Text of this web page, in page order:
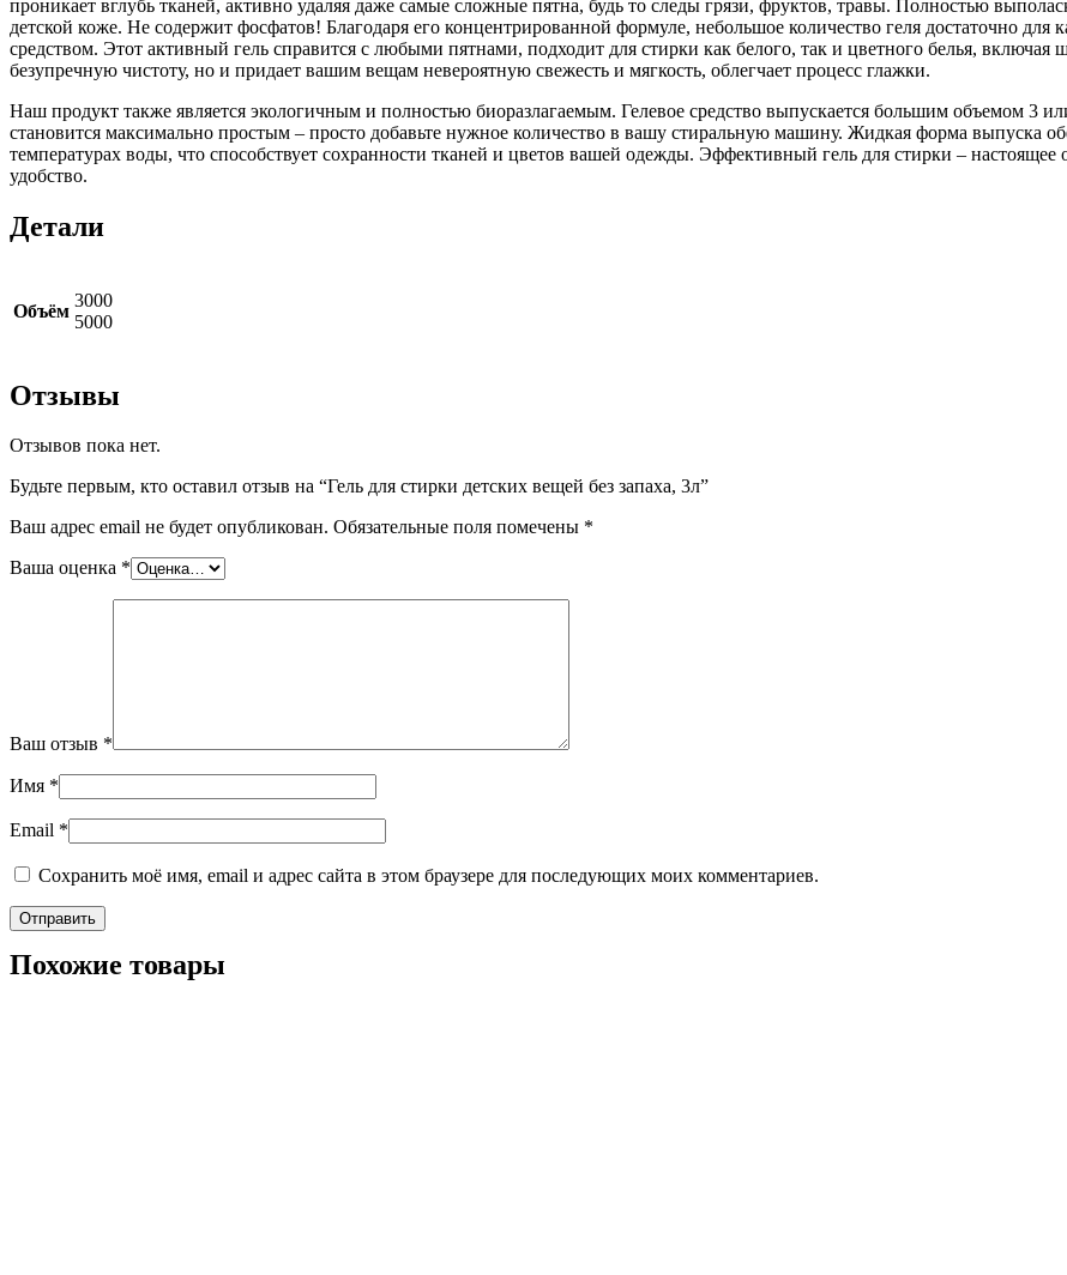
проникает вглубь тканей, активно удаляя даже самые сложные пятна, будь то следы грязи, фруктов, травы. Полностью
детской коже. Не содержит фосфатов! Благодаря его концентрированной формуле, небольшое количество геля достаточно
средством. Этот активный гель справится с любыми пятнами, подходит для стирки как белого, так и цветного белья,
безупречную чистоту, но и придает вашим вещам невероятную свежесть и мягкость, облегчает процесс глажки.
Наш продукт также является экологичным и полностью биоразлагаемым. Гелевое средство выпускается большим объемом 3
становится максимально простым – просто добавьте нужное количество в вашу стиральную машину. Жидкая форма выпуска
температурах воды, что способствует сохранности тканей и цветов вашей одежды. Эффективный гель для стирки –
удобство.
Детали
Объём
3000
5000
Отзывы
Отзывов пока нет.
Будьте первым, кто оставил отзыв на “Гель для стирки детских вещей без запаха, 3л”
Ваш адрес email не будет опубликован. Обязательные поля помечены *
Ваша оценка *
Ваш отзыв *
Имя *
Email *
Сохранить моё имя, email и адрес сайта в этом браузере для последующих моих комментариев.
Похожие товары